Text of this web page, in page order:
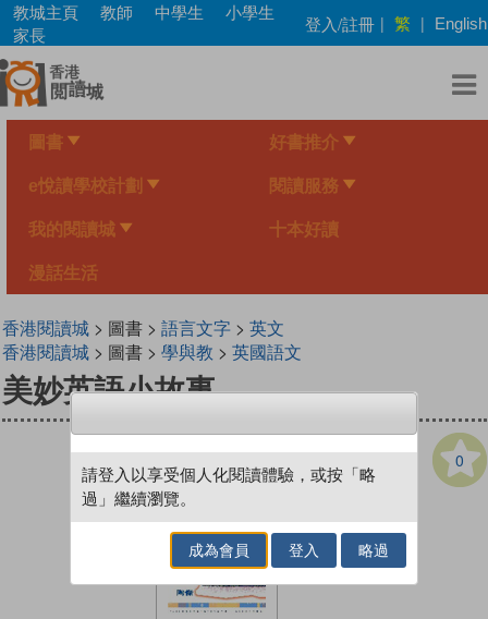
Skip
main
content
教城主頁 教師 中學生
小學生
家長
登入/註冊 | 繁 | English
圖書 好書推介
e悅讀學校計劃 閱讀服務
我的閱讀城 十本好讀
漫話生活
香港閱讀城> 圖書 > 語言文字> 英文
香港閱讀城> 圖書 > 學與教 > 英國語文
美妙英語小故事
0
請登入以享受個人化閱讀體驗，或按「略
過」繼續瀏覽。
成為會員 登入 略過